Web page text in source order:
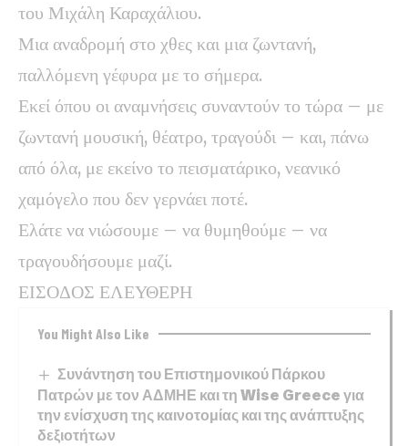
του Μιχάλη Καραχάλιου.
Μια αναδρομή στο χθες και μια ζωντανή,
παλλόμενη γέφυρα με το σήμερα.
Εκεί όπου οι αναμνήσεις συναντούν το τώρα – με
ζωντανή μουσική, θέατρο, τραγούδι – και, πάνω
από όλα, με εκείνο το πεισματάρικο, νεανικό
χαμόγελο που δεν γερνάει ποτέ.
​Ελάτε να νιώσουμε – να θυμηθούμε – να
τραγουδήσουμε μαζί.
ΕΙΣΟΔΟΣ ΕΛΕΥΘΕΡΗ
You Might Also Like
Συνάντηση του Επιστημονικού Πάρκου
Πατρών με τον ΑΔΜΗΕ και τη Wise Greece για
την ενίσχυση της καινοτομίας και της ανάπτυξης
δεξιοτήτων